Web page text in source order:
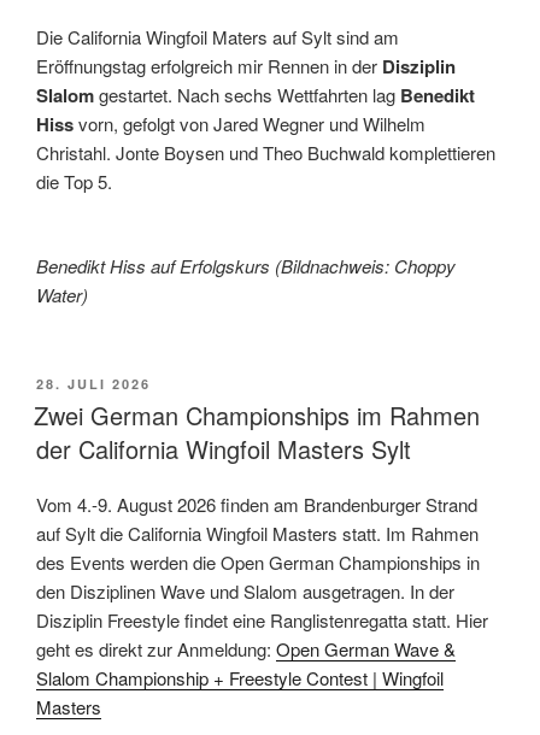
Die California Wingfoil Maters auf Sylt sind am
Eröffnungstag erfolgreich mir Rennen in der Disziplin
Slalomgestartet. Nach sechs Wettfahrten lag Benedikt
Hissvorn, gefolgt von Jared Wegner und Wilhelm
Christahl. Jonte Boysen und Theo Buchwald komplettieren
die Top 5.
Benedikt Hiss auf Erfolgskurs (Bildnachweis: Choppy
Water)
VERÖFFENTLICHT
AM
28. JULI 2026
Zwei German Championships im Rahmen
der California Wingfoil Masters Sylt
Vom 4.-9. August 2026 finden am Brandenburger Strand
auf Sylt die California Wingfoil Masters statt. Im Rahmen
des Events werden die Open German Championships in
den Disziplinen Wave und Slalom ausgetragen. In der
Disziplin Freestyle findet eine Ranglistenregatta statt. Hier
geht es direkt zur Anmeldung: Open German Wave &
Slalom Championship + Freestyle Contest | Wingfoil
Masters